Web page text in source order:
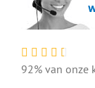
92% van onze